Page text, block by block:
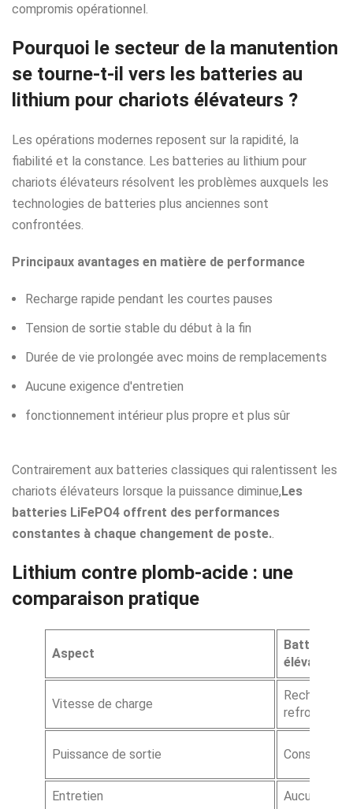
compromis opérationnel.
Pourquoi le secteur de la manutention
se tourne-t-il vers les batteries au
lithium pour chariots élévateurs ?
Les opérations modernes reposent sur la rapidité, la
fiabilité et la constance. Les batteries au lithium pour
chariots élévateurs résolvent les problèmes auxquels les
technologies de batteries plus anciennes sont
confrontées.
Principaux avantages en matière de performance
Recharge rapide pendant les courtes pauses
Tension de sortie stable du début à la fin
Durée de vie prolongée avec moins de remplacements
Aucune exigence d'entretien
fonctionnement intérieur plus propre et plus sûr
Contrairement aux batteries classiques qui ralentissent les
chariots élévateurs lorsque la puissance diminue,Les
batteries LiFePO4 offrent des performances
constantes à chaque changement de poste.
Lithium contre plomb-acide : une
comparaison pratique
Aspect
Batterie
élévateur
Vitesse de charge
Recharge
Puissance de sortie Constant
Entretien Aucun requis